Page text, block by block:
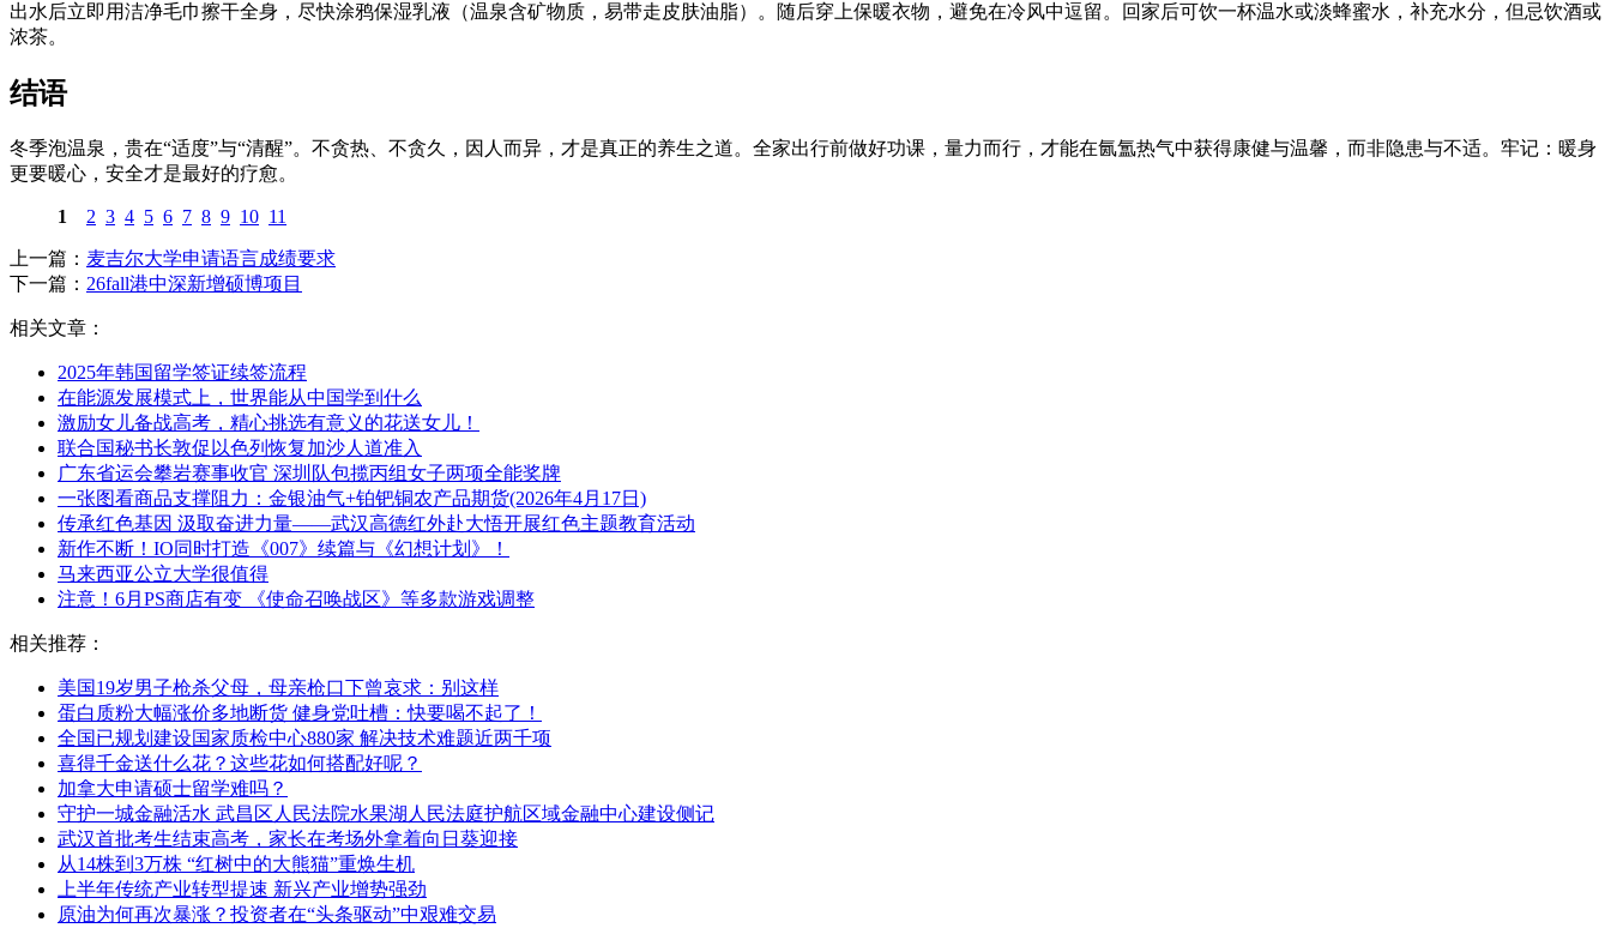
出水后立即用洁净毛巾擦干全身，尽快涂鸦保湿乳液（温泉含矿物质，易带走皮肤油脂）。随后穿上保暖衣物，避免在冷风中逗留。回家后可饮一杯温水或淡蜂蜜水，补充水分，但忌饮酒或
浓茶。
结语
冬季泡温泉，贵在“适度”与“清醒”。不贪热、不贪久，因人而异，才是真正的养生之道。全家出行前做好功课，量力而行，才能在氤氲热气中获得康健与温馨，而非隐患与不适。牢记：暖身
更要暖心，安全才是最好的疗愈。
1 2 3 4 5 6 7 8 9 10 11
上一篇： 麦吉尔大学申请语言成绩要求
下一篇： 26fall港中深新增硕博项目
相关文章：
2025年韩国留学签证续签流程
在能源发展模式上，世界能从中国学到什么
激励女儿备战高考，精心挑选有意义的花送女儿！
联合国秘书长敦促以色列恢复加沙人道准入
广东省运会攀岩赛事收官 深圳队包揽丙组女子两项全能奖牌
一张图看商品支撑阻力：金银油气+铂钯铜农产品期货(2026年4月17日)
传承红色基因 汲取奋进力量——武汉高德红外赴大悟开展红色主题教育活动
新作不断！IO同时打造《007》续篇与《幻想计划》！
马来西亚公立大学很值得
注意！6月PS商店有变 《使命召唤战区》等多款游戏调整
相关推荐：
美国19岁男子枪杀父母，母亲枪口下曾哀求：别这样
蛋白质粉大幅涨价多地断货 健身党吐槽：快要喝不起了！
全国已规划建设国家质检中心880家 解决技术难题近两千项
喜得千金送什么花？这些花如何搭配好呢？
加拿大申请硕士留学难吗？
守护一城金融活水 武昌区人民法院水果湖人民法庭护航区域金融中心建设侧记
武汉首批考生结束高考，家长在考场外拿着向日葵迎接
从14株到3万株 “红树中的大熊猫”重焕生机
上半年传统产业转型提速 新兴产业增势强劲
原油为何再次暴涨？投资者在“头条驱动”中艰难交易